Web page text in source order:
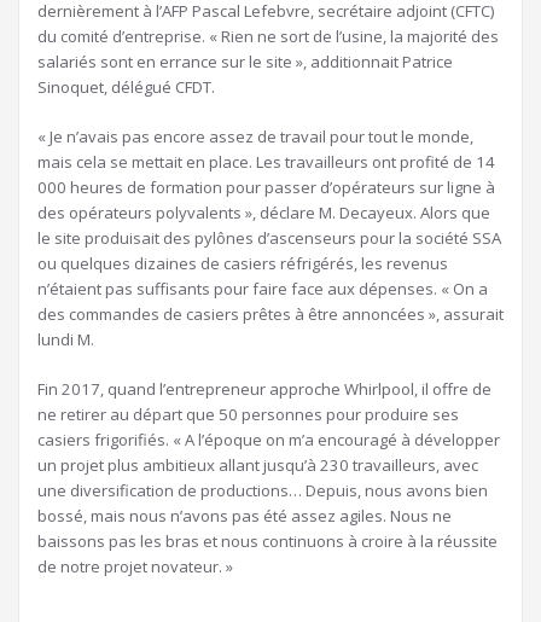
dernièrement à l’AFP Pascal Lefebvre, secrétaire adjoint (CFTC)
du comité d’entreprise. « Rien ne sort de l’usine, la majorité des
salariés sont en errance sur le site », additionnait Patrice
Sinoquet, délégué CFDT.
« Je n’avais pas encore assez de travail pour tout le monde,
mais cela se mettait en place. Les travailleurs ont profité de 14
000 heures de formation pour passer d’opérateurs sur ligne à
des opérateurs polyvalents », déclare M. Decayeux. Alors que
le site produisait des pylônes d’ascenseurs pour la société SSA
ou quelques dizaines de casiers réfrigérés, les revenus
n’étaient pas suffisants pour faire face aux dépenses. « On a
des commandes de casiers prêtes à être annoncées », assurait
lundi M.
Fin 2017, quand l’entrepreneur approche Whirlpool, il offre de
ne retirer au départ que 50 personnes pour produire ses
casiers frigorifiés. « A l’époque on m’a encouragé à développer
un projet plus ambitieux allant jusqu’à 230 travailleurs, avec
une diversification de productions… Depuis, nous avons bien
bossé, mais nous n’avons pas été assez agiles. Nous ne
baissons pas les bras et nous continuons à croire à la réussite
de notre projet novateur. »